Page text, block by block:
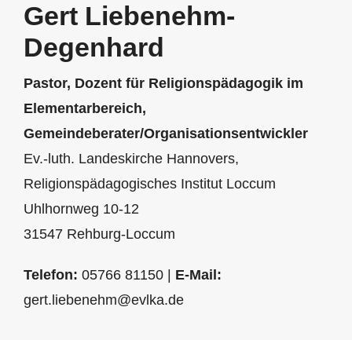
Gert Liebenehm-
Degenhard
Pastor, Dozent für Religionspädagogik im
Elementarbereich,
Gemeindeberater/Organisationsentwickler
Ev.-luth. Landeskirche Hannovers,
Religionspädagogisches Institut Loccum
Uhlhornweg 10-12
31547 Rehburg-Loccum
Telefon: 05766 81150 | E-Mail:
gert.liebenehm@evlka.de